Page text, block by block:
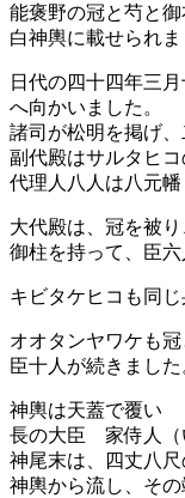
能褒野の冠と芍と
白神輿に載せられま
日代の四十四年三
へ向かいました。
諸司が松明を掲げ
副代殿はサルタヒ
代理人八人は八元幡
大代殿は、冠を被
御柱を持って、臣六
キビタケヒコも同じ
オオタンヤワケも
臣十人が続きました
神輿は天蓋で覆い
長の大臣 家侍人（
神尾末は、四丈八
神輿から流し、その